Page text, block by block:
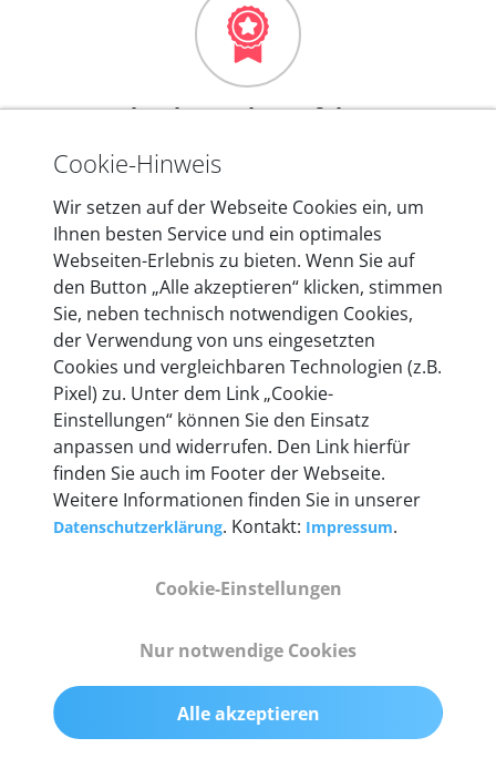
Mehr als 10 Jahre Erfahrung
In den Kfz-Diagnosegeräten von autoaid stecken
entwickeln wir unsere Produkte am Standort in
Berlin laufend weiter. Auf diese Qualität vertrauen
heute mehr als 60.000 Privatkunden und
Unternehmen.
Technische Details &
Lieferumfang
55 mm x 25 mm x 12 mm
200 g
Cookie-Hinweis
Wir setzen auf der Webseite Cookies ein, um
Ihnen besten Service und ein optimales
Webseiten-Erlebnis zu bieten. Wenn Sie auf
den Button „Alle akzeptieren“ klicken, stimmen
Sie, neben technisch notwendigen Cookies,
der Verwendung von uns eingesetzten
Cookies und vergleichbaren Technologien (z.B.
Pixel) zu. Unter dem Link „Cookie-
Einstellungen“ können Sie den Einsatz
anpassen und widerrufen. Den Link hierfür
finden Sie auch im Footer der Webseite.
Weitere Informationen finden Sie in unserer
Datenschutzerklärung. Kontakt: Impressum.
Cookie-Einstellungen
Nur notwendige Cookies
Alle akzeptieren